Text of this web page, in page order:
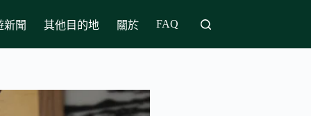
新聞 其他目的地 關於 FAQ